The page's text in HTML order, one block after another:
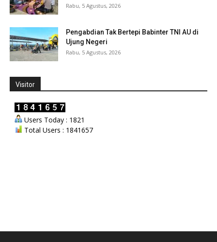
Rabu, 5 Agustus, 2026
Pengabdian Tak Bertepi Babinter TNI AU di
Ujung Negeri
Rabu, 5 Agustus, 2026
Visitor
Users Today : 1821
Total Users : 1841657